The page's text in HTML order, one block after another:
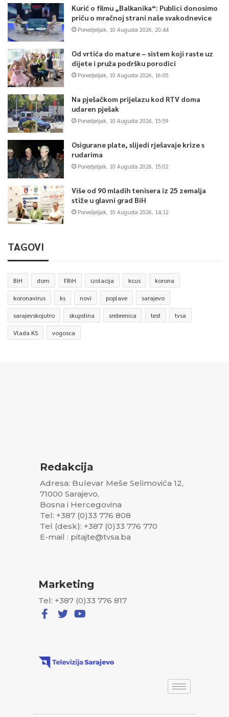
Kurić o filmu „Balkanika“: Publici donosimo
priču o mračnoj strani naše svakodnevice
Ponedjeljak, 10 Augusta 2026, 20:44
Od vrtića do mature – sistem koji raste uz
dijete i pruža podršku porodici
Ponedjeljak, 10 Augusta 2026, 16:05
Na pješačkom prijelazu kod RTV doma
udaren pješak
Ponedjeljak, 10 Augusta 2026, 15:59
Osigurane plate, slijedi rješavaje krize s
rudarima
Ponedjeljak, 10 Augusta 2026, 15:02
Više od 90 mladih tenisera iz 25 zemalja
stiže u glavni grad BiH
Ponedjeljak, 10 Augusta 2026, 14:12
TAGOVI
BiH dom FBiH izolacija kcus korona
koronavirus ks novi poplave sarajevo
sarajevskojutro skupstina srebrenica test tvsa
Vlada KS vogosca
Redakcija
Adresa: Bulevar Meše Selimovića 12,
71000 Sarajevo,
Bosna i Hercegovina
Tel: +387 (0)33 776 808
Tel (desk): +387 (0)33 776 770
E-mail : pitajte@tvsa.ba
Marketing
Tel: +387 (0)33 776 817